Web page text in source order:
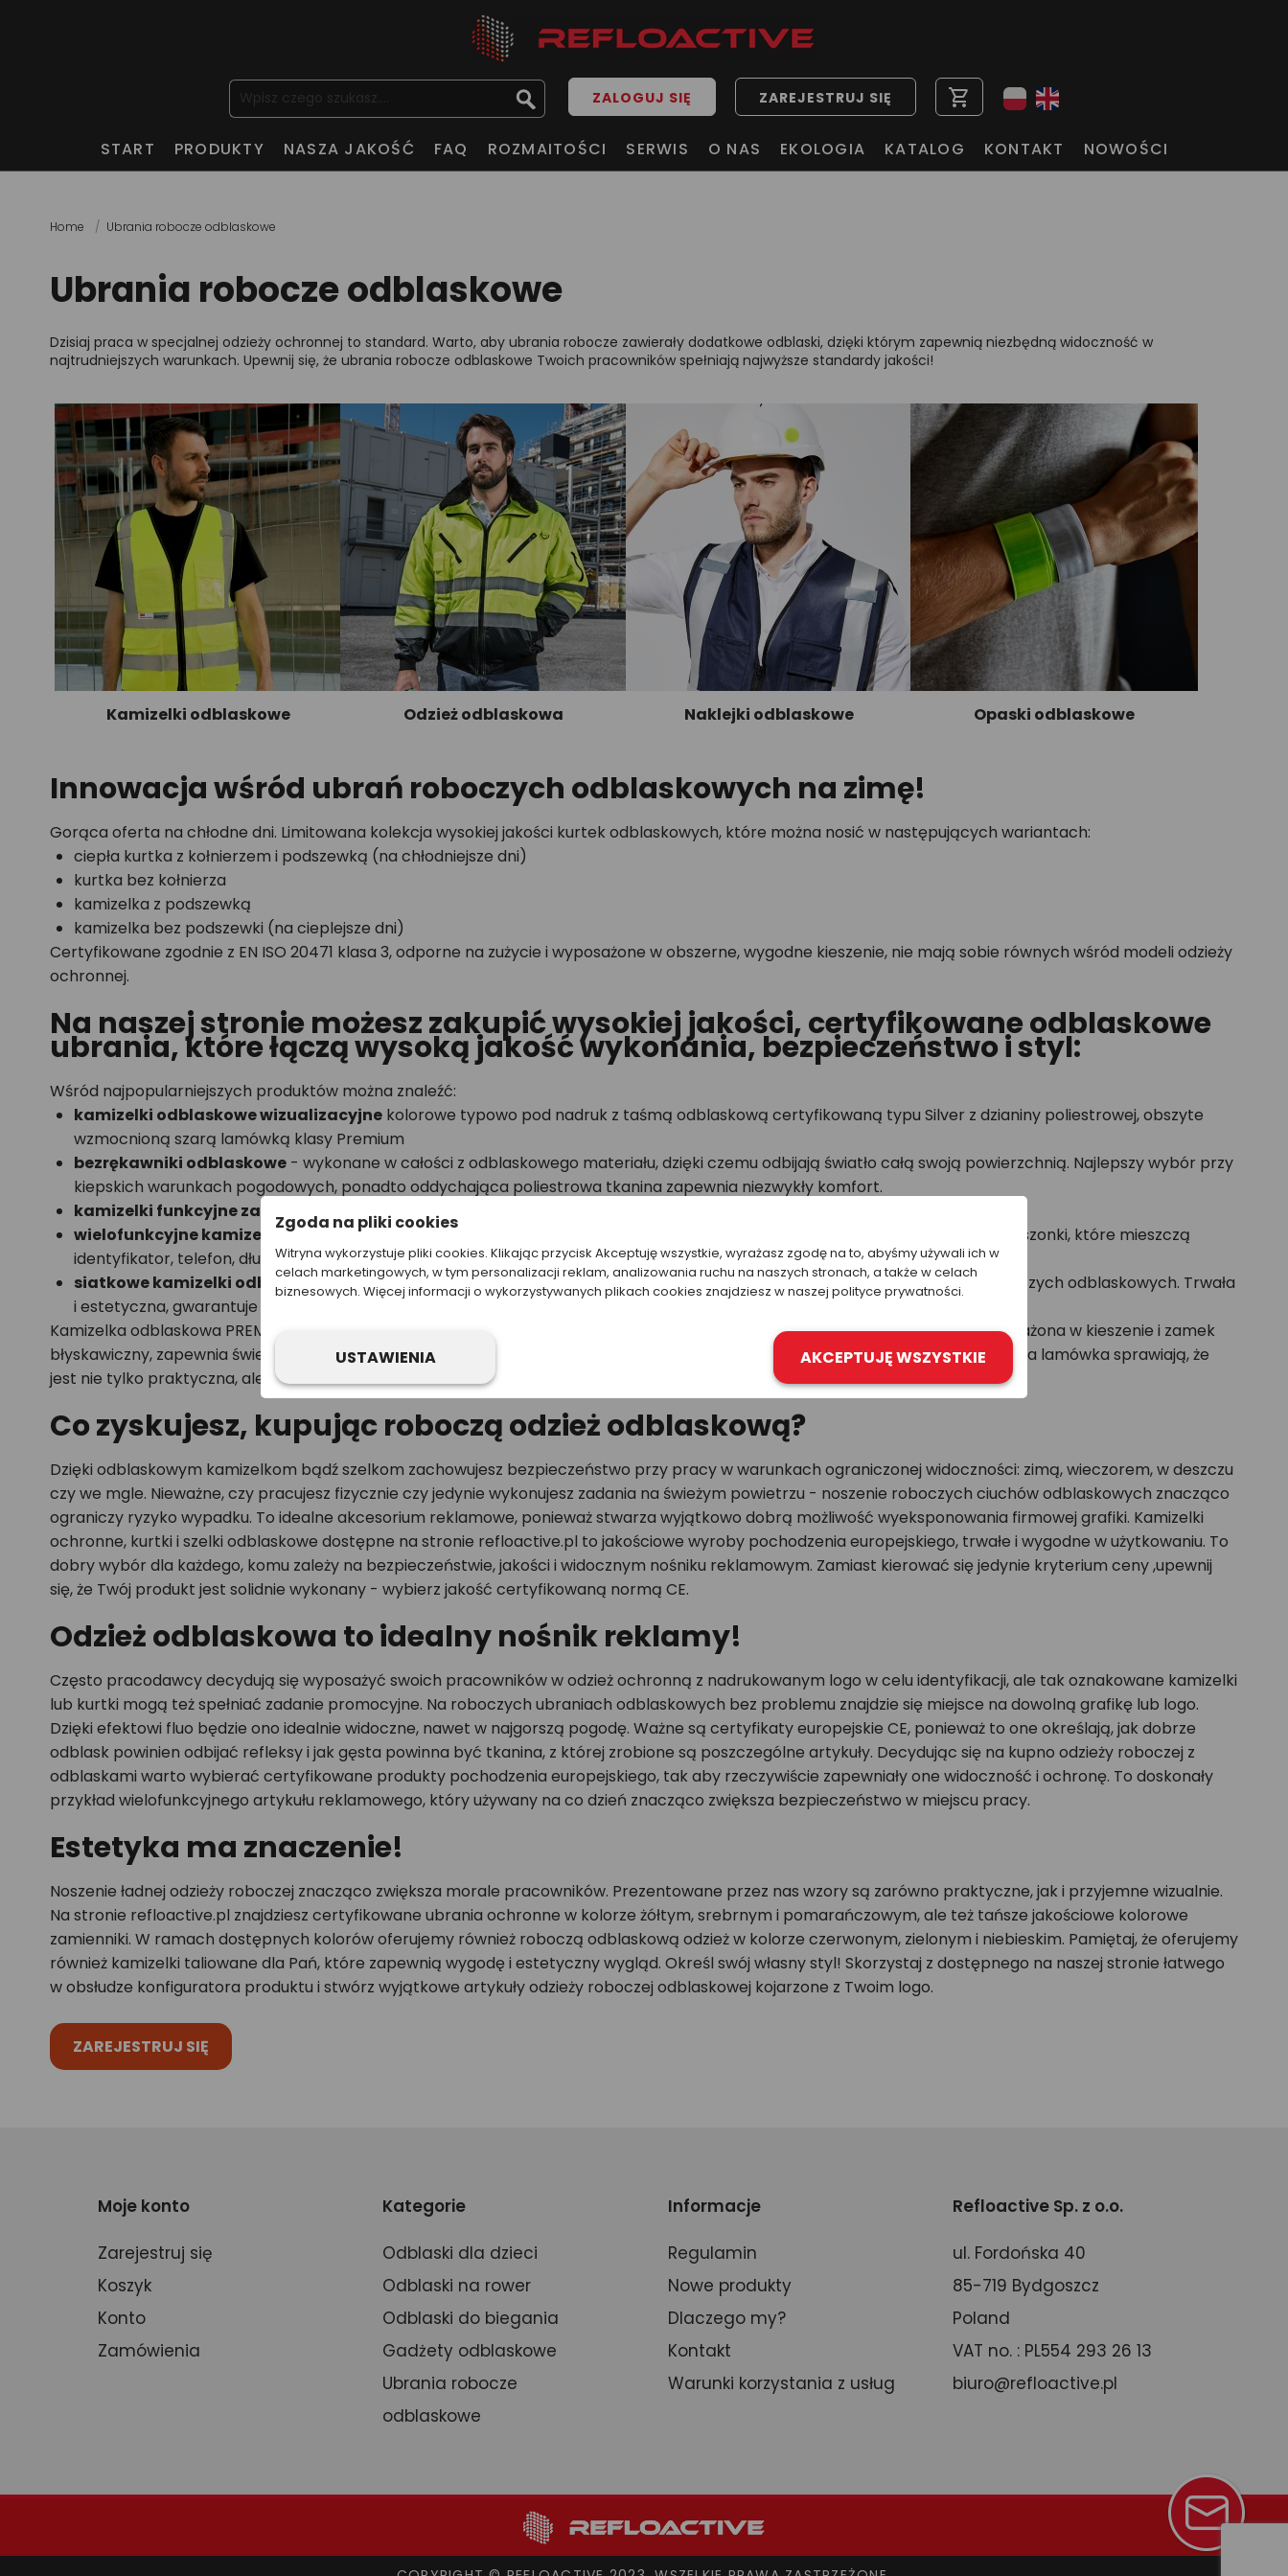
ZALOGUJ SIĘ ZAREJESTRUJ SIĘ shopping_cart
START PRODUKTY NASZA JAKOŚĆ FAQ ROZMAITOŚCI SERWIS O NAS EKOLOGIA KATALOG KONTAKT NOWOŚCI
Home Ubrania robocze odblaskowe
Ubrania robocze odblaskowe
Dzisiaj praca w specjalnej odzieży ochronnej to standard. Warto, aby ubrania robocze zawierały dodatkowe odblaski, dzięki którym zapewnią niezbędną widoczność w
najtrudniejszych warunkach. Upewnij się, że ubrania robocze odblaskowe Twoich pracowników spełniają najwyższe standardy jakości!
Kamizelki odblaskowe Odzież odblaskowa Naklejki odblaskowe Opaski odblaskowe
Innowacja wśród ubrań roboczych odblaskowych na zimę!
Gorąca oferta na chłodne dni. Limitowana kolekcja wysokiej jakości kurtek odblaskowych, które można nosić w następujących wariantach:
ciepła kurtka z kołnierzem i podszewką (na chłodniejsze dni)
kurtka bez kołnierza
kamizelka z podszewką
kamizelka bez podszewki (na cieplejsze dni)
Certyfikowane zgodnie z EN ISO 20471 klasa 3, odporne na zużycie i wyposażone w obszerne, wygodne kieszenie, nie mają sobie równych wśród modeli odzieży
ochronnej.
Na naszej stronie możesz zakupić wysokiej jakości, certyfikowane odblaskowe
ubrania, które łączą wysoką jakość wykonania, bezpieczeństwo i styl:
Wśród najpopularniejszych produktów można znaleźć:
kamizelki odblaskowe wizualizacyjne kolorowe typowo pod nadruk z taśmą odblaskową certyfikowaną typu Silver z dzianiny poliestrowej, obszyte
wzmocnioną szarą lamówką klasy Premium
bezrękawniki odblaskowe - wykonane w całości z odblaskowego materiału, dzięki czemu odbijają światło całą swoją powierzchnią. Najlepszy wybór przy
kiepskich warunkach pogodowych, ponadto oddychająca poliestrowa tkanina zapewnia niezwykły komfort.
kamizelki funkcyjne zapinane na rzepy
wielofunkcyjne kamizelki z kieszeniami - idealna odzież robocza w plenerze np. przy budowie dróg. Zawiera praktyczne kieszonki, które mieszczą
identyfikator, telefon, długopis itp.
siatkowe kamizelki odblaskowa z kieszeniami i zamkiem błyskawicznym- letnia alternatywa dla zimowych ubrań roboczych odblaskowych. Trwała
i estetyczna, gwarantuje maksymalną widoczność.
Kamizelka odblaskowa PREMIUM w konkurencyjnej cenie to profesjonalna odzież ostrzegawcza zgodna z EN ISO 20471:2013.Wyposażona w kieszenie i zamek
błyskawiczny, zapewnia świetną widoczność w warunkach słabego oświetlenia. Trzy pasy z hologramem 3M oraz elegancka czarna lamówka sprawiają, że
jest nie tylko praktyczna, ale i bardzo estetyczna.
Co zyskujesz, kupując roboczą odzież odblaskową?
Dzięki odblaskowym kamizelkom bądź szelkom zachowujesz bezpieczeństwo przy pracy w warunkach ograniczonej widoczności: zimą, wieczorem, w deszczu
czy we mgle. Nieważne, czy pracujesz fizycznie czy jedynie wykonujesz zadania na świeżym powietrzu - noszenie roboczych ciuchów odblaskowych znacząco
ograniczy ryzyko wypadku. To idealne akcesorium reklamowe, ponieważ stwarza wyjątkowo dobrą możliwość wyeksponowania firmowej grafiki. Kamizelki
ochronne, kurtki i szelki odblaskowe dostępne na stronie refloactive.pl to jakościowe wyroby pochodzenia europejskiego, trwałe i wygodne w użytkowaniu. To
dobry wybór dla każdego, komu zależy na bezpieczeństwie, jakości i widocznym nośniku reklamowym. Zamiast kierować się jedynie kryterium ceny ,upewnij
się, że Twój produkt jest solidnie wykonany - wybierz jakość certyfikowaną normą CE.
Odzież odblaskowa to idealny nośnik reklamy!
Często pracodawcy decydują się wyposażyć swoich pracowników w odzież ochronną z nadrukowanym logo w celu identyfikacji, ale tak oznakowane kamizelki
lub kurtki mogą też spełniać zadanie promocyjne. Na roboczych ubraniach odblaskowych bez problemu znajdzie się miejsce na dowolną grafikę lub logo.
Dzięki efektowi fluo będzie ono idealnie widoczne, nawet w najgorszą pogodę. Ważne są certyfikaty europejskie CE, ponieważ to one określają, jak dobrze
odblask powinien odbijać refleksy i jak gęsta powinna być tkanina, z której zrobione są poszczególne artykuły. Decydując się na kupno odzieży roboczej z
odblaskami warto wybierać certyfikowane produkty pochodzenia europejskiego, tak aby rzeczywiście zapewniały one widoczność i ochronę. To doskonały
przykład wielofunkcyjnego artykułu reklamowego, który używany na co dzień znacząco zwiększa bezpieczeństwo w miejscu pracy.
Estetyka ma znaczenie!
Noszenie ładnej odzieży roboczej znacząco zwiększa morale pracowników. Prezentowane przez nas wzory są zarówno praktyczne, jak i przyjemne wizualnie.
Na stronie refloactive.pl znajdziesz certyfikowane ubrania ochronne w kolorze żółtym, srebrnym i pomarańczowym, ale też tańsze jakościowe kolorowe
zamienniki. W ramach dostępnych kolorów oferujemy również roboczą odblaskową odzież w kolorze czerwonym, zielonym i niebieskim. Pamiętaj, że oferujemy
również kamizelki taliowane dla Pań, które zapewnią wygodę i estetyczny wygląd. Określ swój własny styl! Skorzystaj z dostępnego na naszej stronie łatwego
w obsłudze konfiguratora produktu i stwórz wyjątkowe artykuły odzieży roboczej odblaskowej kojarzone z Twoim logo.
ZAREJESTRUJ SIĘ
Moje konto
Zarejestruj się
Koszyk
Konto
Zamówienia
Kategorie
Odblaski dla dzieci
Odblaski na rower
Odblaski do biegania
Gadżety odblaskowe
Ubrania robocze
odblaskowe
Informacje
Regulamin
Nowe produkty
Dlaczego my?
Kontakt
Warunki korzystania z usług
Refloactive Sp. z o.o.
ul. Fordońska 40
85-719 Bydgoszcz
Poland
VAT no. : PL554 293 26 13
biuro@refloactive.pl
Zgoda na pliki cookies
Witryna wykorzystuje pliki cookies. Klikając przycisk Akceptuję wszystkie, wyrażasz zgodę na to, abyśmy używali ich w
celach marketingowych, w tym personalizacji reklam, analizowania ruchu na naszych stronach, a także w celach
biznesowych. Więcej informacji o wykorzystywanych plikach cookies znajdziesz w naszej polityce prywatności.
USTAWIENIA AKCEPTUJĘ WSZYSTKIE